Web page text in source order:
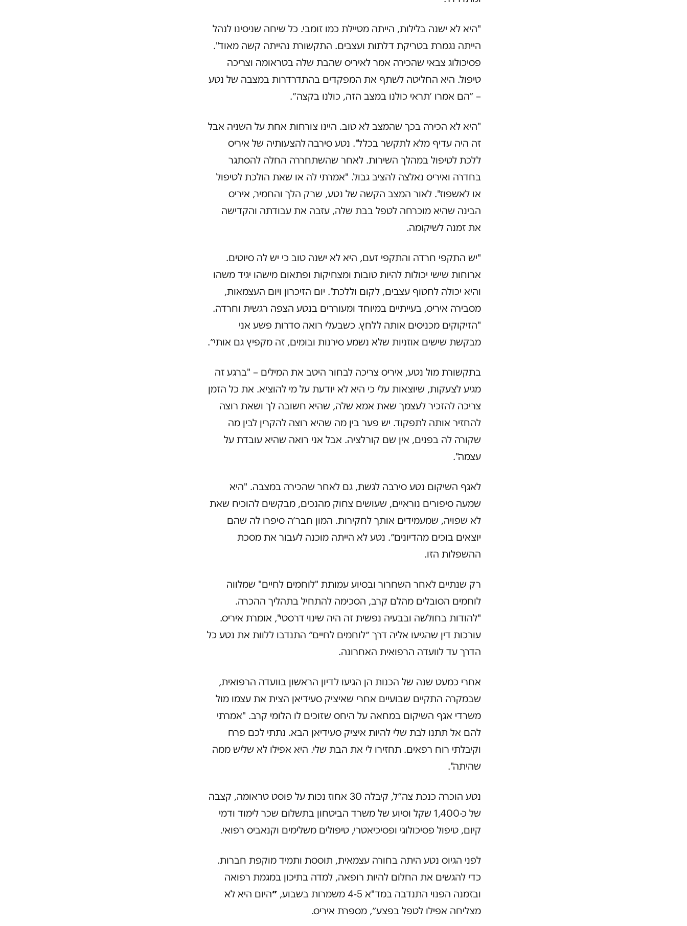
"היא לא ישנה בלילות, הייתה מטיילת כמו זומבי. כל שיחה שניסינו לנהל
הייתה נגמרת בטריקת דלתות ועצבים. התקשורת נהייתה קשה מאוד".
פסיכולוג צבאי שהכירה אמר לאיריס שהבת שלה בטראומה וצריכה
טיפול. היא החליטה לשתף את המפקדים בהתדרדרות במצבה של נטע
– ״הם אמרו ׳תראי כולנו במצב הזה, כולנו בקצה״.
"היא לא הכירה בכך שהמצב לא טוב. היינו צורחות אחת על השניה אבל
זה היה עדיף מלא לתקשר בכלל". נטע סירבה להצעותיה של איריס
ללכת לטיפול במהלך השירות. לאחר שהשתחררה החלה להסתגר
בחדרה ואיריס נאלצה להציב גבול. "אמרתי לה או שאת הולכת לטיפול
או לאשפוז". לאור המצב הקשה של נטע, שרק הלך והחמיר, איריס
הבינה שהיא מוכרחה לטפל בבת שלה, עזבה את עבודתה והקדישה
את זמנה לשיקומה.
"יש התקפי חרדה והתקפי זעם, היא לא ישנה טוב כי יש לה סיוטים.
ארוחות שישי יכולות להיות טובות ומצחיקות ופתאום מישהו יגיד משהו
והיא יכולה לחטוף עצבים, לקום וללכת". יום הזיכרון ויום העצמאות,
מסבירה איריס, בעייתיים במיוחד ומעוררים בנטע הצפה רגשית וחרדה.
"הזיקוקים מכניסים אותה ללחץ. כשבעלי רואה סדרות פשע אני
מבקשת שישים אוזניות שלא נשמע סירנות ובומים, זה מקפיץ גם אותי״.
בתקשורת מול נטע, איריס צריכה לבחור היטב את המילים – "ברגע זה
מגיע לצעקות, שיוצאות עלי כי היא לא יודעת על מי להוציא. את כל הזמן
צריכה להזכיר לעצמך שאת אמא שלה, שהיא חשובה לך ושאת רוצה
להחזיר אותה לתפקוד. יש פער בין מה שהיא רוצה להקרין לבין מה
שקורה לה בפנים, אין שם קורלציה. אבל אני רואה שהיא עובדת על
עצמה".
לאגף השיקום נטע סירבה לגשת, גם לאחר שהכירה במצבה. "היא
שמעה סיפורים נוראיים, שעושים צחוק מהנכים, מבקשים להוכיח שאת
לא שפויה, שמעמידים אותך לחקירות. המון חבר׳ה סיפרו לה שהם
יוצאים בוכים מהדיונים״. נטע לא הייתה מוכנה לעבור את מסכת
ההשפלות הזו.
רק שנתיים לאחר השחרור ובסיוע עמותת "לוחמים לחיים" שמלווה
לוחמים הסובלים מהלם קרב, הסכימה להתחיל בתהליך ההכרה.
"להודות בחולשה ובבעיה נפשית זה היה שינוי דרסטי", אומרת איריס.
עורכות דין שהגיעו אליה דרך ״לוחמים לחיים״ התנדבו ללוות את נטע כל
הדרך עד לוועדה הרפואית האחרונה.
אחרי כמעט שנה של הכנות הן הגיעו לדיון הראשון בוועדה הרפואית,
שבמקרה התקיים שבועיים אחרי שאיציק סעידיאן הצית את עצמו מול
משרדי אגף השיקום במחאה על היחס שזוכים לו הלומי קרב. "אמרתי
להם אל תתנו לבת שלי להיות איציק סעידיאן הבא. נתתי לכם פרח
וקיבלתי רוח רפאים. תחזירו לי את הבת שלי. היא אפילו לא שליש ממה
שהיתה".
נטע הוכרה כנכת צה״ל, קיבלה 30 אחוז נכות על פוסט טראומה, קצבה
של כ-1,400 שקל וסיוע של משרד הביטחון בתשלום שכר לימוד ודמי
קיום, טיפול פסיכולוגי ופסיכיאטרי, טיפולים משלימים וקנאביס רפואי.
לפני הגיוס נטע היתה בחורה עצמאית, תוססת ותמיד מוקפת חברות.
כדי להגשים את החלום להיות רופאה, למדה בתיכון במגמת רפואה
ובזמנה הפנוי התנדבה במד"א 4-5 משמרות בשבוע,
״היום היא לא
מצליחה אפילו לטפל בפצע״, מספרת איריס.